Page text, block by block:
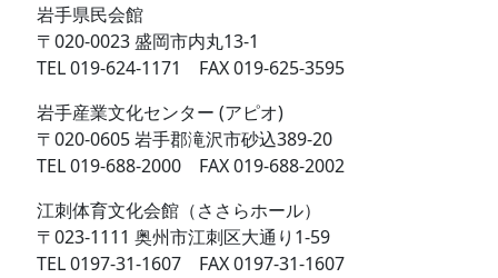
岩手県民会館
〒020-0023 盛岡市内丸13-1
TEL 019-624-1171 FAX 019-625-3595
岩手産業文化センター (アピオ)
〒020-0605 岩手郡滝沢市砂込389-20
TEL 019-688-2000 FAX 019-688-2002
江刺体育文化会館（ささらホール）
〒023-1111 奥州市江刺区大通り1-59
TEL 0197-31-1607 FAX 0197-31-1607